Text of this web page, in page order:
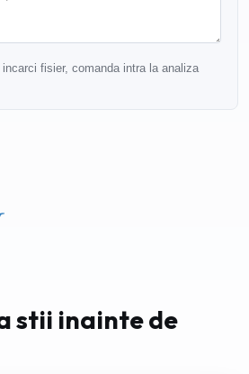
fisier, comanda intra la analiza
stii inainte de